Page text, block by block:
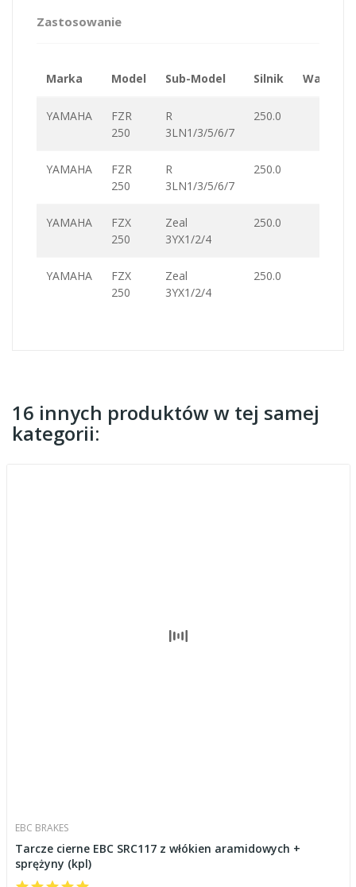
Zastosowanie
Marka Model Sub-Model Silnik Wartość
YAMAHA
FZR
250
R
3LN1/3/5/6/7
250.0
YAMAHA
FZR
250
R
3LN1/3/5/6/7
250.0
YAMAHA
FZX
250
Zeal
3YX1/2/4
250.0
YAMAHA
FZX
250
Zeal
3YX1/2/4
250.0
16 innych produktów w tej samej
kategorii:
EBC BRAKES
Tarcze cierne EBC SRC117 z włókien aramidowych +
sprężyny (kpl)